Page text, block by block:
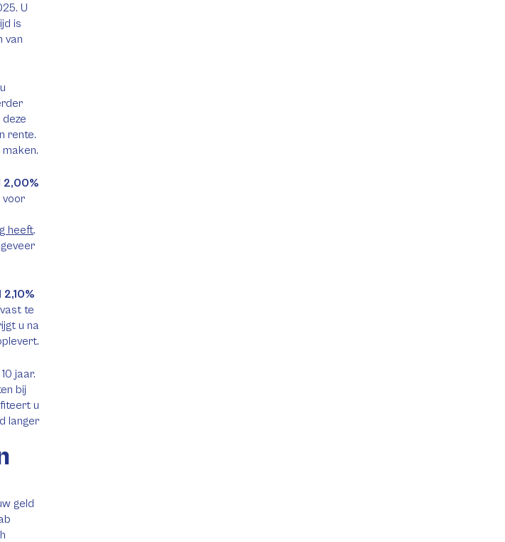
U
is
van
rente.
2,00%
voor
heeft.
2,10%
te
u na
jaar.
bij
u
langer
geld